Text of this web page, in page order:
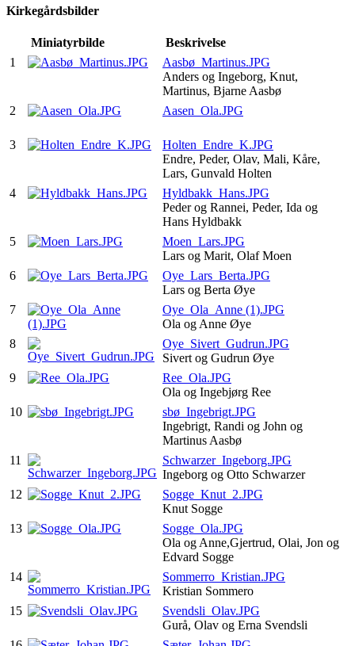
Kirkegårdsbilder
Miniatyrbilde
Beskrivelse
1
Aasbø_Martinus.JPG
Anders og Ingeborg, Knut,
Martinus, Bjarne Aasbø
2
Aasen_Ola.JPG
3
Holten_Endre_K.JPG
Endre, Peder, Olav, Mali, Kåre,
Lars, Gunvald Holten
4
Hyldbakk_Hans.JPG
Peder og Rannei, Peder, Ida og
Hans Hyldbakk
5
Moen_Lars.JPG
Lars og Marit, Olaf Moen
6
Oye_Lars_Berta.JPG
Lars og Berta Øye
7
Oye_Ola_Anne (1).JPG
Ola og Anne Øye
8
Oye_Sivert_Gudrun.JPG
Sivert og Gudrun Øye
9
Ree_Ola.JPG
Ola og Ingebjørg Ree
10
sbø_Ingebrigt.JPG
Ingebrigt, Randi og John og
Martinus Aasbø
11
Schwarzer_Ingeborg.JPG
Ingeborg og Otto Schwarzer
12
Sogge_Knut_2.JPG
Knut Sogge
13
Sogge_Ola.JPG
Ola og Anne,Gjertrud, Olai, Jon og
Edvard Sogge
14
Sommerro_Kristian.JPG
Kristian Sommero
15
Svendsli_Olav.JPG
Gurå, Olav og Erna Svendsli